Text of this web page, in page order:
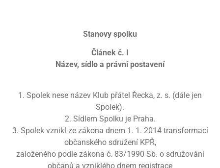
Stanovy spolku
Článek č. I
Název, sídlo a právní postavení
1. Spolek nese název Klub přátel Řecka, z. s. (dále jen
Spolek).
2. Sídlem Spolku je Praha.
3. Spolek vznikl ze zákona dnem 1. 1. 2014 transformací
občanského sdružení KPŘ,
založeného podle zákona č. 83/1990 Sb. o sdružování
občanů a vzniklého dnem registrace